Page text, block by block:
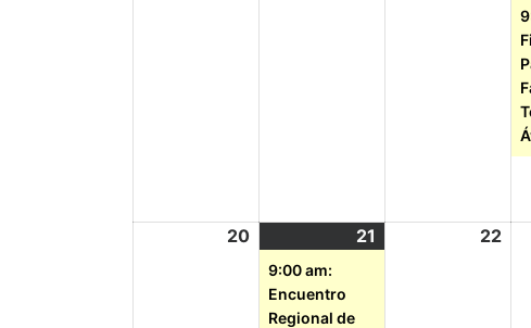
20 21
9:00 am:
Encuentro
Regional de
22